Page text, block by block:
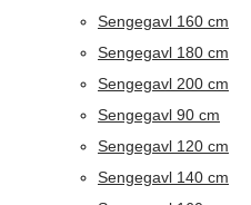
Sengegavl 160 cm
Sengegavl 180 cm
Sengegavl 200 cm
Sengegavl 90 cm
Sengegavl 120 cm
Sengegavl 140 cm